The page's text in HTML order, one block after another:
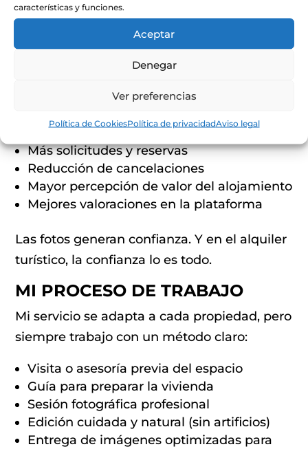
características y funciones.
Aceptar
Denegar
Ver preferencias
Política de CookiesPolítica de privacidadAviso legal
CONTRATAR FOTOGRAFÍA
PROFESIONAL PARA AIRBNB
Al trabajar con clientes en Huelva, he visto
Aumento de clics en el anuncio
Más solicitudes y reservas
Reducción de cancelaciones
Mayor percepción de valor del alojamiento
Mejores valoraciones en la plataforma
Las fotos generan confianza. Y en el alquiler
turístico, la confianza lo es todo.
MI PROCESO DE TRABAJO
Mi servicio se adapta a cada propiedad, pero
siempre trabajo con un método claro:
Visita o asesoría previa del espacio
Guía para preparar la vivienda
Sesión fotográfica profesional
Edición cuidada y natural (sin artificios)
Entrega de imágenes optimizadas para